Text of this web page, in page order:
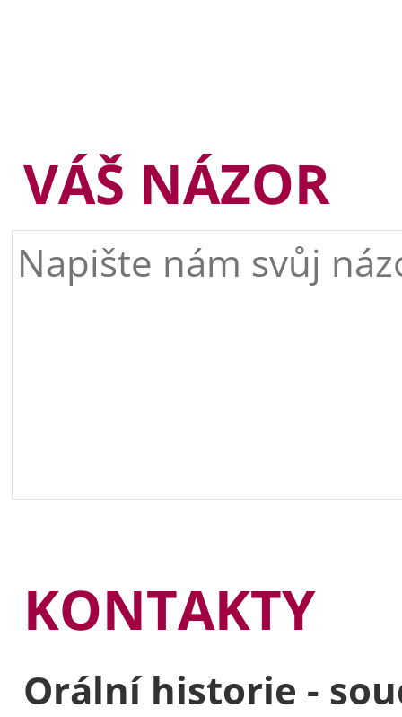
VÁŠ NÁZOR
KONTAKTY
Orální historie -